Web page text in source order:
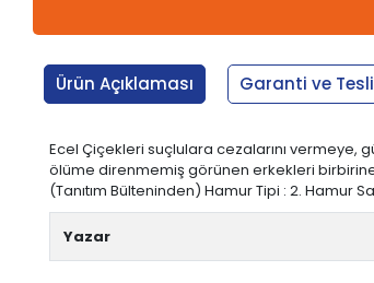
Ürün Açıklaması Garanti ve
Ecel Çiçekleri suçlulara cezalarını vermeye,
ölüme direnmemiş görünen erkekleri birbirine
(Tanıtım Bülteninden) Hamur Tipi : 2. Hamur
Yazar